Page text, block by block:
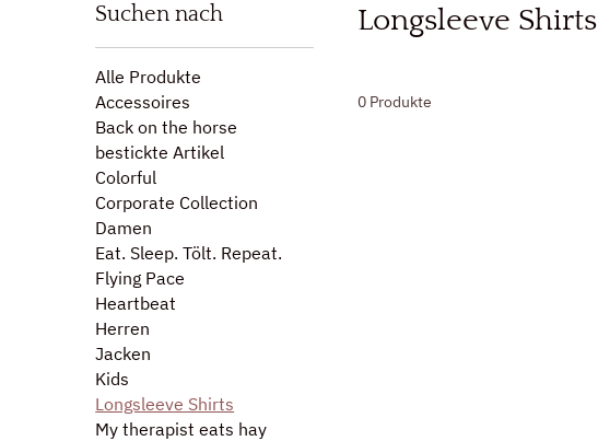
Suchen nach
Alle Produkte
Accessoires
Back on the horse
bestickte Artikel
Colorful
Corporate Collection
Damen
Eat. Sleep. Tölt. Repeat.
Flying Pace
Heartbeat
Herren
Jacken
Kids
Longsleeve Shirts
My therapist eats hay
Longsleeve Shirts
0 Produkte